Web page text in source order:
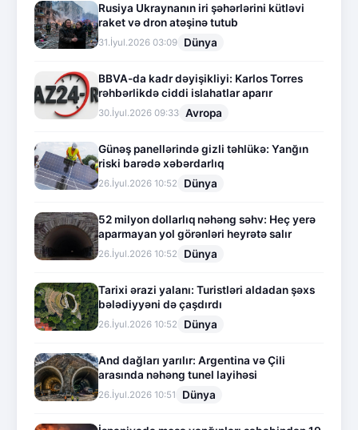
Rusiya Ukraynanın iri şəhərlərini kütləvi
raket və dron atəşinə tutub
31.İyul.2026 03:09 Dünya
BBVA-da kadr dəyişikliyi: Karlos Torres
rəhbərlikdə ciddi islahatlar aparır
30.İyul.2026 09:33 Avropa
Günəş panellərində gizli təhlükə: Yanğın
riski barədə xəbərdarlıq
26.İyul.2026 10:52 Dünya
52 milyon dollarlıq nəhəng səhv: Heç yerə
aparmayan yol görənləri heyrətə salır
26.İyul.2026 10:52 Dünya
Tarixi ərazi yalanı: Turistləri aldadan şəxs
bələdiyyəni də çaşdırdı
26.İyul.2026 10:52 Dünya
And dağları yarılır: Argentina və Çili
arasında nəhəng tunel layihəsi
26.İyul.2026 10:51 Dünya